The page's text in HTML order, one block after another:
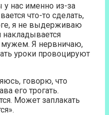
нас именно из-за
что-то сделать,
я не выдерживаю
Я нервничаю,
уроки провоцируют
говорю, что
его трогать.
Может заплакать